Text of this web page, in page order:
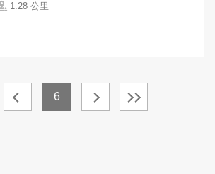
1.28 公里
6